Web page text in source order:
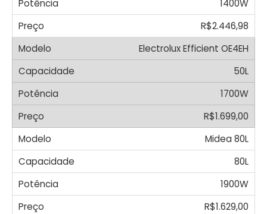
1400W
R$2.446,98
Electrolux Efficient OE4EH
50L
1700W
R$1.699,00
Midea 80L
80L
1900W
R$1.629,00